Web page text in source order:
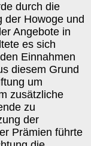
durch die
der Howoge und
Angebote in
es sich
Einnahmen
diesem Grund
um
zusätzliche
zu
der
Prämien führte